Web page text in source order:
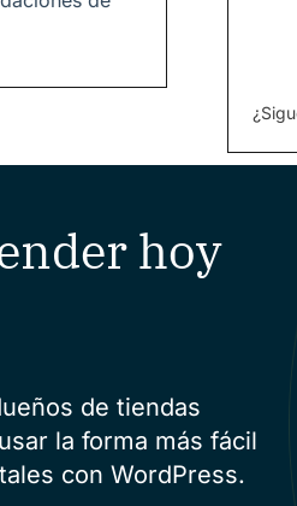
hoy
de tiendas
la forma más fácil
con WordPress.